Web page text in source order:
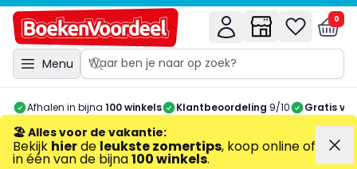
Menu
0
Afhalen in bijna 100 winkels Klantbeoordeling 9/10 Gratis
🏖️ Alles voor de vakantie:
Bekijk hierde leukste zomertips, koop online of
in één van de bijna100 winkels.